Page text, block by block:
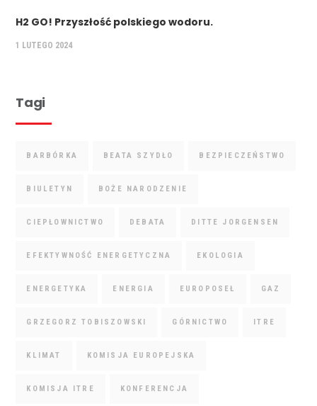
H2 GO! Przyszłość polskiego wodoru.
1 LUTEGO 2024
Tagi
BARBÓRKA BEATA SZYDŁO BEZPIECZEŃSTWO
BIULETYN BOŻE NARODZENIE
CIEPŁOWNICTWO DEBATA DITTE JORGENSEN
EFEKTYWNOŚĆ ENERGETYCZNA EKOLOGIA
ENERGETYKA ENERGIA EUROPOSEŁ GAZ
GRZEGORZ TOBISZOWSKI GÓRNICTWO ITRE
KLIMAT KOMISJA EUROPEJSKA
KOMISJA ITRE KONFERENCJA